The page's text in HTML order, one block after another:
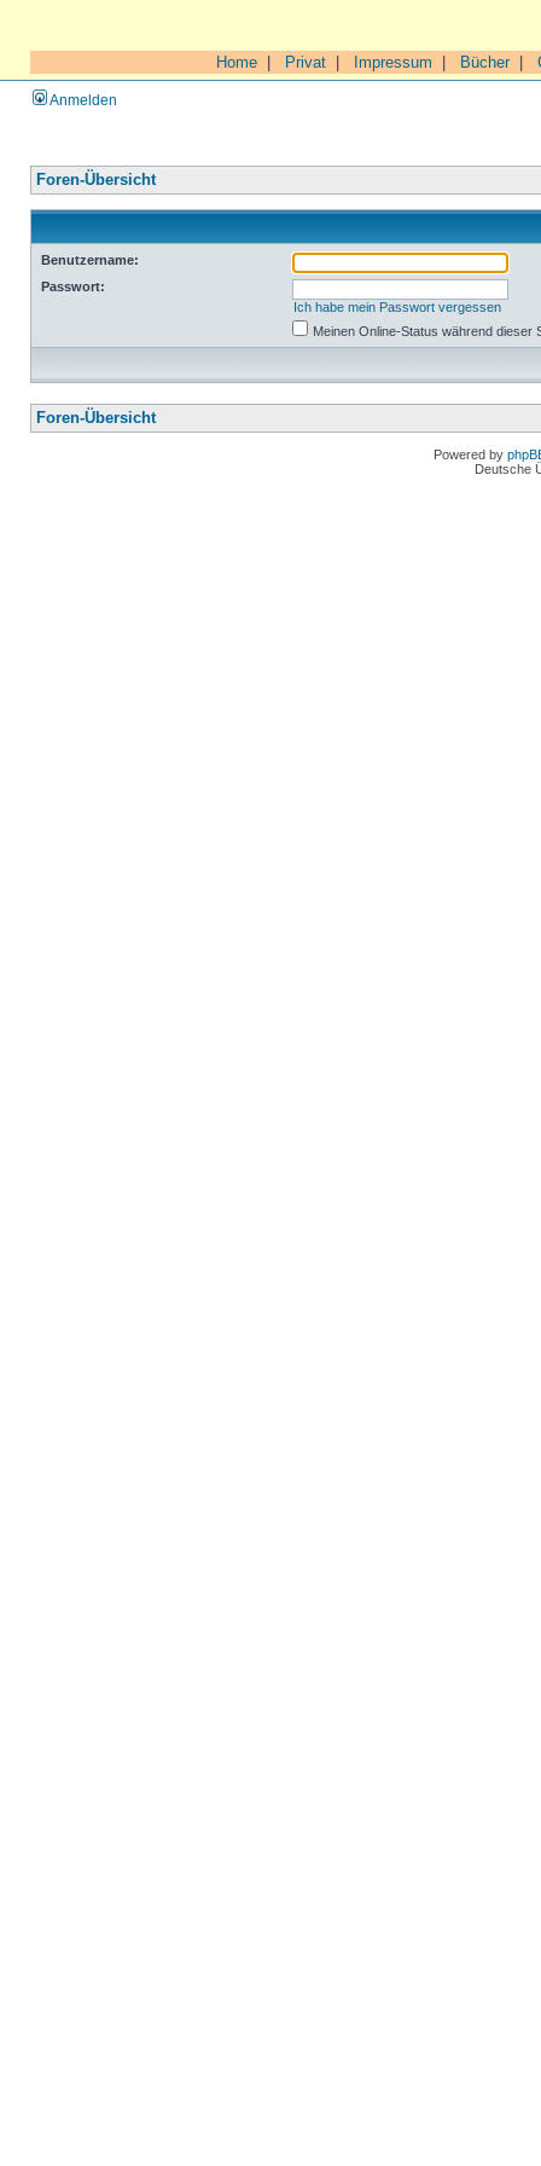
Home Privat Impressum Bücher|
Anmelden
Foren-Übersicht
Benutzername:
Passwort:
Ich habe mein Passwort vergessen
Meinen Online-Status während dieser
Foren-Übersicht
Powered by
Deutsche